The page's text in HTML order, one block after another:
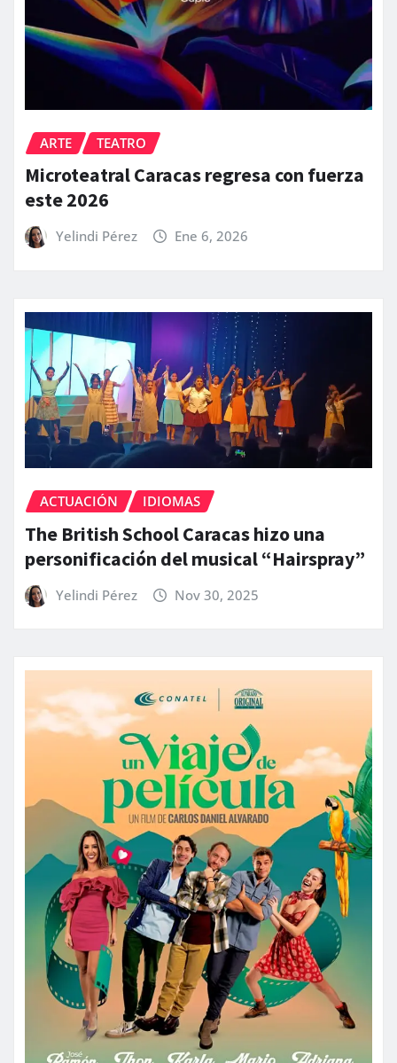
ARTE TEATRO
Microteatral Caracas regresa con fuerza
este 2026
Yelindi Pérez Ene 6, 2026
ACTUACIÓN IDIOMAS
The British School Caracas hizo una
personificación del musical “Hairspray”
Yelindi Pérez Nov 30, 2025